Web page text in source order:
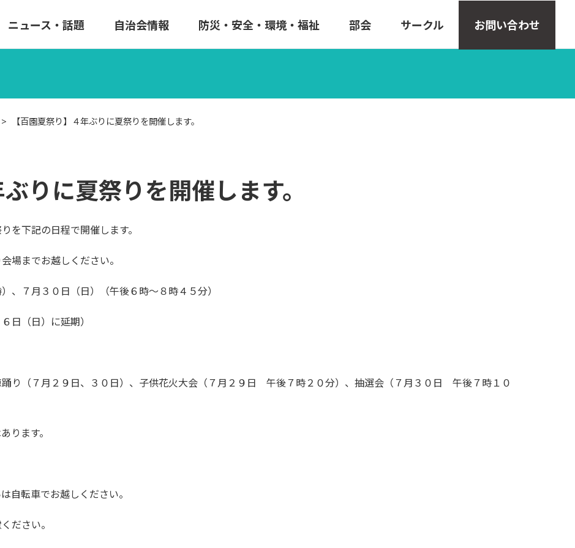
ニュース・話題 自治会情報 防災・安全・環境・福祉 部会 サークル お問い合わせ
> 【百園夏祭り】４年ぶりに夏祭りを開催します。
りに夏祭りを開催します。
を下記の日程で開催します。
場までお越しください。
７月３０日（日）（午後６時～８時４５分）
日（日）に延期）
（７月２９日、３０日）、子供花火大会（７月２９日 午後７時２０分）、抽選会（７月３０日 午後７時１０
ります。
自転車でお越しください。
ださい。